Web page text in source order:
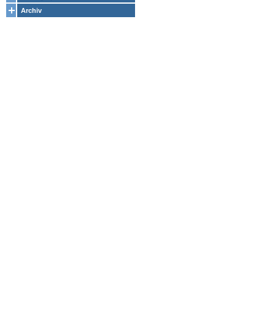
Archiv